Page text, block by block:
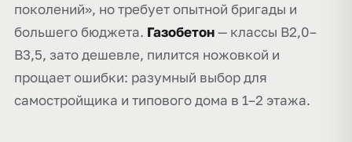
поколений», но требует опытной бригады и
большего бюджета. Газобетон— классы B2,0–
B3,5, зато дешевле, пилится ножовкой и
прощает ошибки: разумный выбор для
самостройщика и типового дома в 1–2 этажа.